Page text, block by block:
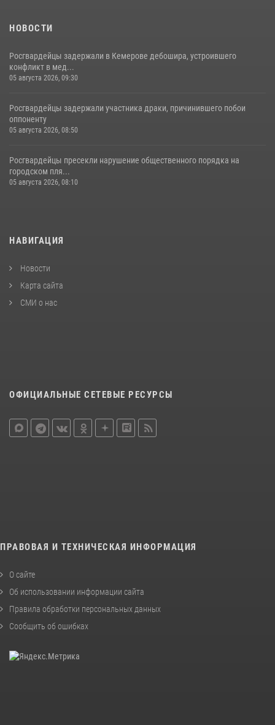
НОВОСТИ
Росгвардейцы задержали в Кемерове дебошира, устроившего
конфликт в мед...
05 августа 2026, 09:30
Росгвардейцы задержали участника драки, причинившего побои
оппоненту
05 августа 2026, 08:50
Росгвардейцы пресекли нарушение общественного порядка на
городском пля...
05 августа 2026, 08:10
НАВИГАЦИЯ
Новости
Карта сайта
СМИ о нас
ОФИЦИАЛЬНЫЕ СЕТЕВЫЕ РЕСУРСЫ
ПРАВОВАЯ И ТЕХНИЧЕСКАЯ ИНФОРМАЦИЯ
О сайте
Об использовании информации сайта
Правила обработки персональных данных
Сообщить об ошибках